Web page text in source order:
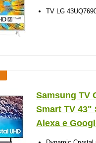
TV LG
Samsung TV
Smart TV 43"
Alexa e